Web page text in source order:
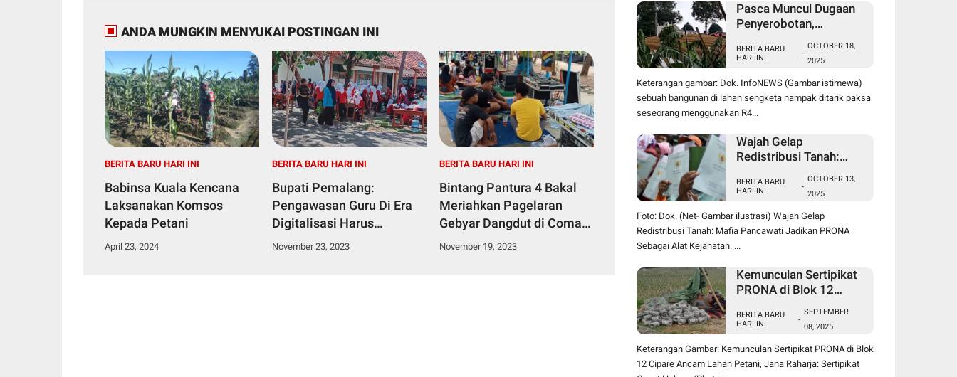
ANDA MUNGKIN MENYUKAI POSTINGAN INI
BERITA BARU HARI INI
Babinsa Kuala Kencana
Laksanakan Komsos
Kepada Petani
April 23, 2024
BERITA BARU HARI INI
Bupati Pemalang:
Pengawasan Guru Di Era
Digitalisasi Harus
Menyesuaikan Diri
November 23, 2023
BERITA BARU HARI INI
Bintang Pantura 4 Bakal
Meriahkan Pagelaran
Gebyar Dangdut di Comal
Baru
November 19, 2023
Pasca Muncul Dugaan
Penyerobotan,
Pencurian di Lahan
Sengketa Pancawati
Bogor, Kasusnya Jadi
Sorotan Publik
BERITA BARU
HARI INI
-
OCTOBER 18,
2025
Keterangan gambar: Dok. InfoNEWS (Gambar istimewa)
sebuah bangunan di lahan sengketa nampak ditarik paksa
seseorang menggunakan R4...
Wajah Gelap
Redistribusi Tanah:
Jadikan PRONA
Sebagai Alat Kejahatan
BERITA BARU
HARI INI
-
OCTOBER 13,
2025
Foto: Dok. (Net- Gambar ilustrasi) Wajah Gelap
Redistribusi Tanah: Mafia Pancawati Jadikan PRONA
Sebagai Alat Kejahatan. ...
Kemunculan Sertipikat
PRONA di Blok 12
Petani, Jana Raharja:
Sertipikat Cacat Hukum
BERITA BARU
HARI INI
-
SEPTEMBER
08, 2025
Keterangan Gambar: Kemunculan Sertipikat PRONA di Blok
12 Cipare Ancam Lahan Petani, Jana Raharja: Sertipikat